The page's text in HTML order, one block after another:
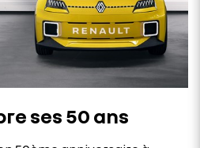
ses 50 ans